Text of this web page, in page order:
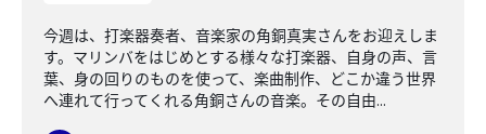
今週は、打楽器奏者、音楽家の角銅真実さんをお迎えしま
す。マリンバをはじめとする様々な打楽器、自身の声、言
葉、身の回りのものを使って、楽曲制作、どこか違う世界
へ連れて行ってくれる角銅さんの音楽。その自由...